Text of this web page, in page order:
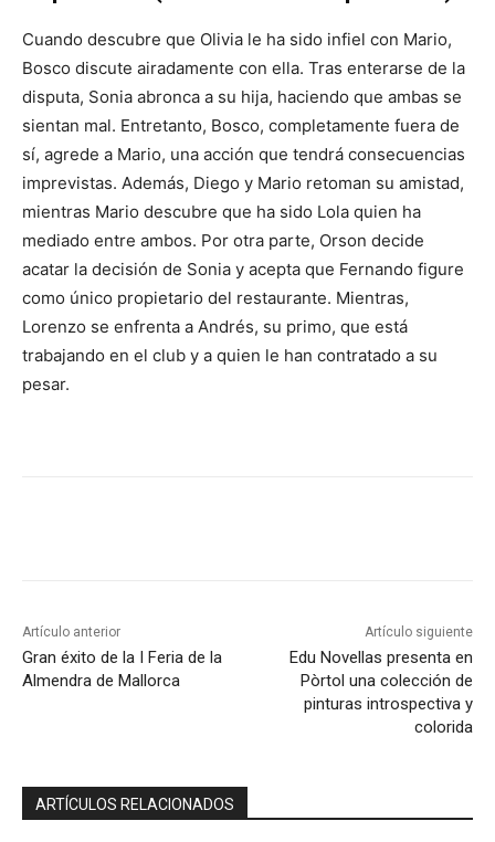
Cuando descubre que Olivia le ha sido infiel con Mario,
Bosco discute airadamente con ella. Tras enterarse de la
disputa, Sonia abronca a su hija, haciendo que ambas se
sientan mal. Entretanto, Bosco, completamente fuera de
sí, agrede a Mario, una acción que tendrá consecuencias
imprevistas. Además, Diego y Mario retoman su amistad,
mientras Mario descubre que ha sido Lola quien ha
mediado entre ambos. Por otra parte, Orson decide
acatar la decisión de Sonia y acepta que Fernando figure
como único propietario del restaurante. Mientras,
Lorenzo se enfrenta a Andrés, su primo, que está
trabajando en el club y a quien le han contratado a su
pesar.
Artículo anterior
Gran éxito de la I Feria de la
Almendra de Mallorca
Artículo siguiente
Edu Novellas presenta en
Pòrtol una colección de
pinturas introspectiva y
colorida
ARTÍCULOS RELACIONADOS